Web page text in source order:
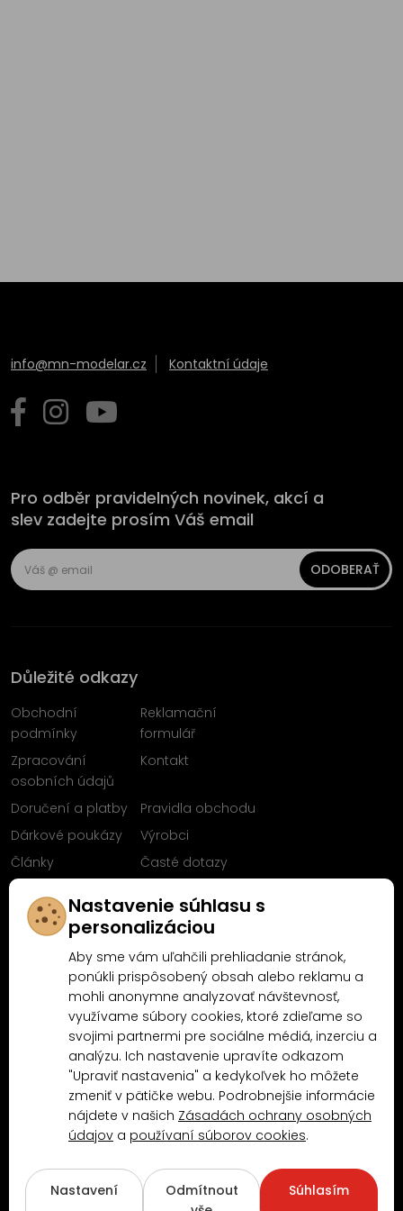
info@mn-modelar.cz Kontaktní údaje
Pro odběr pravidelných novinek, akcí a
slev zadejte prosím Váš email
ODOBERAŤ
Důležité odkazy
Obchodní
podmínky
Reklamační
formulář
Zpracování
osobních údajů
Kontakt
Doručení a platby
Pravidla obchodu
Dárkové poukázy
Výrobci
Články
Časté dotazy
Facebooku
Proč nakoupit u MN-Modelář.cz
4.9/5(10481x) 4.5/5 (189x)
Nastavenie súhlasu s
personalizáciou
Aby sme vám uľahčili prehliadanie stránok,
ponúkli prispôsobený obsah alebo reklamu a
mohli anonymne analyzovať návštevnosť,
využívame súbory cookies, ktoré zdieľame so
svojimi partnermi pre sociálne médiá, inzerciu a
analýzu. Ich nastavenie upravíte odkazom
"Upraviť nastavenia" a kedykoľvek ho môžete
zmeniť v pätičke webu. Podrobnejšie informácie
nájdete v našich Zásadách ochrany osobných
údajov a používaní súborov cookies.
Nastavení
Odmítnout
Súhlasím